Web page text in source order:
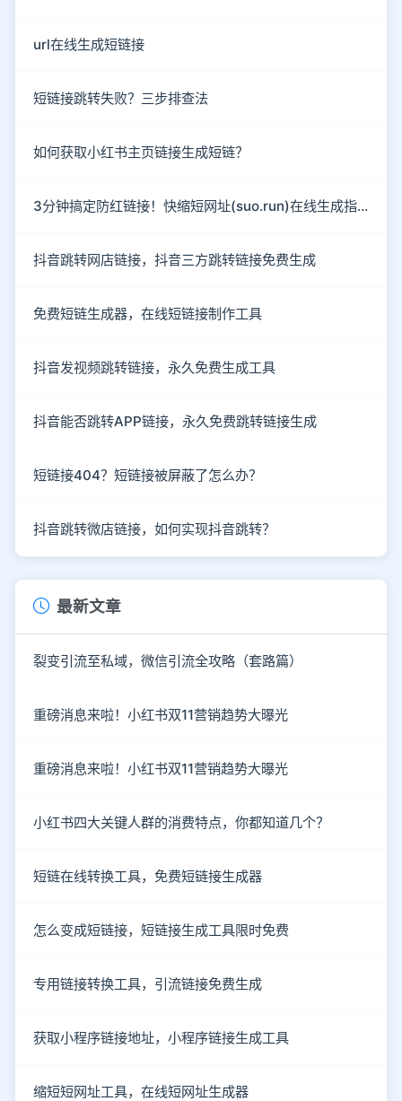
url在线生成短链接
短链接跳转失败？三步排查法
如何获取小红书主页链接生成短链？
3分钟搞定防红链接！快缩短网址(suo.run)在线生成指南
抖音跳转网店链接，抖音三方跳转链接免费生成
免费短链生成器，在线短链接制作工具
抖音发视频跳转链接，永久免费生成工具
抖音能否跳转APP链接，永久免费跳转链接生成
短链接404？短链接被屏蔽了怎么办？
抖音跳转微店链接，如何实现抖音跳转？
最新文章
裂变引流至私域，微信引流全攻略（套路篇）
重磅消息来啦！小红书双11营销趋势大曝光
重磅消息来啦！小红书双11营销趋势大曝光
小红书四大关键人群的消费特点，你都知道几个？
短链在线转换工具，免费短链接生成器
怎么变成短链接，短链接生成工具限时免费
专用链接转换工具，引流链接免费生成
获取小程序链接地址，小程序链接生成工具
缩短短网址工具，在线短网址生成器